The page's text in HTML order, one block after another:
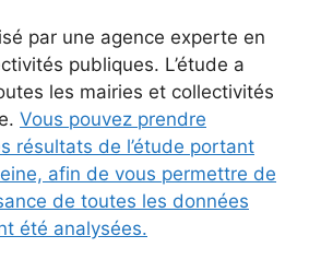
par une agence experte en
publiques. L’étude a
les mairies et collectivités
Vous pouvez prendre
résultats de l’étude portant
afin de vous permettre de
de toutes les données
été analysées.